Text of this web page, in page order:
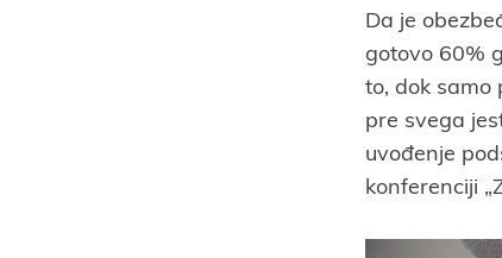
Da je
gotovo 60%
to, dok samo
pre svega
uvođenje
konferenciji